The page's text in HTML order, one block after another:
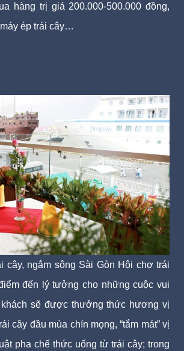
hàng trị giá 200.000-500.000 đồng,
ép trái cây…
cây, ngắm sông Sài Gòn Hội chợ trái
đến lý tưởng cho những cuộc vui
sẽ được thưởng thức hương vị
cây đầu mùa chín mọng, “tắm mát” vị
pha chế thức uống từ trái cây; trong